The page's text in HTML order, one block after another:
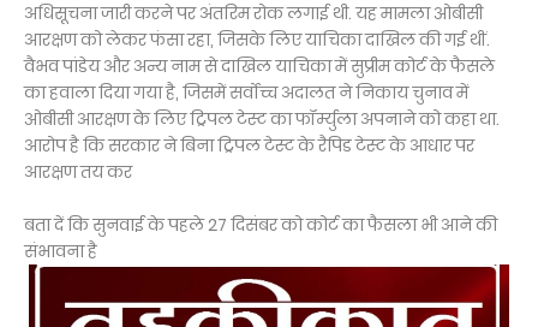
अधिसूचना जारी करने पर अंतरिम रोक लगाई थी. यह मामला ओबीसी
आरक्षण को लेकर फंसा रहा, जिसके लिए याचिका दाखिल की गई थीं.
वैभव पांडेय और अन्य नाम से दाखिल याचिका में सुप्रीम कोर्ट के फैसले
का हवाला दिया गया है, जिसमें सर्वोच्च अदालत ने निकाय चुनाव में
ओबीसी आरक्षण के लिए ट्रिपल टेस्ट का फॉर्म्युला अपनाने को कहा था.
आरोप है कि सरकार ने बिना ट्रिपल टेस्ट के रैपिड टेस्ट के आधार पर
आरक्षण तय कर
बता दें कि सुनवाई के पहले 27 दिसंबर को कोर्ट का फैसला भी आने की
संभावना है